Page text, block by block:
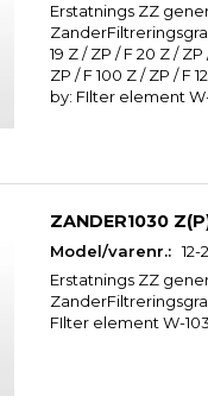
Erstatnings ZZ
19 Z / ZP / F 20 Z /
ZP / F 100 Z / ZP / F
by: FIlter element
ZANDER1030
Model/varenr.: 12-
Erstatnings ZZ
FIlter element W-